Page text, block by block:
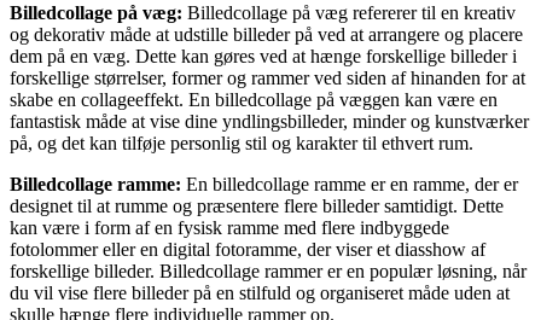
Billedcollage på væg: Billedcollage på væg refererer til en kreativ
og dekorativ måde at udstille billeder på ved at arrangere og placere
dem på en væg. Dette kan gøres ved at hænge forskellige billeder i
forskellige størrelser, former og rammer ved siden af hinanden for at
skabe en collageeffekt. En billedcollage på væggen kan være en
fantastisk måde at vise dine yndlingsbilleder, minder og kunstværker
på, og det kan tilføje personlig stil og karakter til ethvert rum.
Billedcollage ramme: En billedcollage ramme er en ramme, der er
designet til at rumme og præsentere flere billeder samtidigt. Dette
kan være i form af en fysisk ramme med flere indbyggede
fotolommer eller en digital fotoramme, der viser et diasshow af
forskellige billeder. Billedcollage rammer er en populær løsning, når
du vil vise flere billeder på en stilfuld og organiseret måde uden at
skulle hænge flere individuelle rammer op.